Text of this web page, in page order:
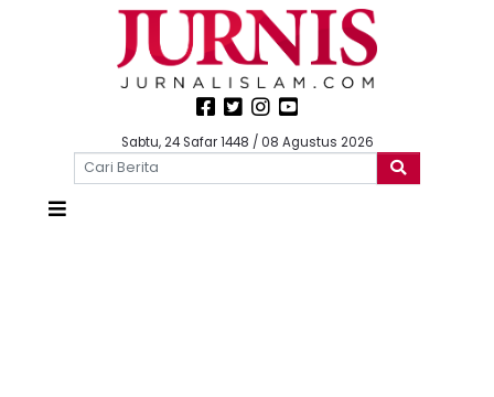
Sabtu, 24 Safar 1448 / 08 Agustus 2026